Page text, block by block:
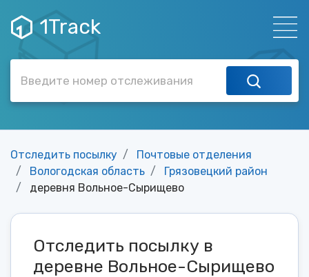
1Track
Отследить посылку
Почтовые отделения
Вологодская область
Грязовецкий район
деревня Вольное-Сырищево
Отследить посылку в
деревне Вольное-Сырищево